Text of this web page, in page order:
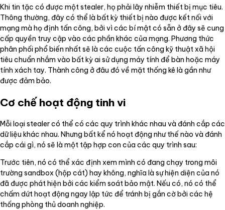
Khi tin tặc có được một stealer, họ phải lây nhiễm thiết bị mục tiêu.
Thông thường, đây có thể là bất kỳ thiết bị nào được kết nối với
mạng mà họ định tấn công, bởi vì các bí mật có sẵn ở đây sẽ cung
cấp quyền truy cập vào các phần khác của mạng. Phương thức
phân phối phổ biến nhất sẽ là các cuộc tấn công kỹ thuật xã hội
tiêu chuẩn nhắm vào bất kỳ ai sử dụng máy tính để bàn hoặc máy
tính xách tay. Thành công ở đâu đó về mặt thống kê là gần như
được đảm bảo.
Cơ chế hoạt động tinh vi
Mỗi loại stealer có thể có các quy trình khác nhau và đánh cắp các
dữ liệu khác nhau. Nhưng bất kể nó hoạt động như thế nào và đánh
cắp cái gì, nó sẽ là một tập hợp con của các quy trình sau:
Trước tiên, nó có thể xác định xem mình có đang chạy trong môi
trường sandbox (hộp cát) hay không, nghĩa là sự hiện diện của nó
đã được phát hiện bởi các kiểm soát bảo mật. Nếu có, nó có thể
chấm dứt hoạt động ngay lập tức để tránh bị gắn cờ bởi các hệ
thống phòng thủ doanh nghiệp.